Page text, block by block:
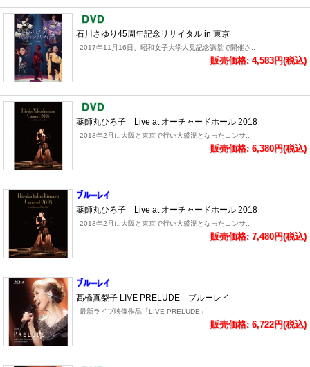
石川さゆり45周年記念リサイタル in 東京
2017年11月16日、昭和女子大学人見記念講堂で開催さ..
販売価格: 4,583円(税込)
薬師丸ひろ子 Live at オーチャードホール 2018
2018年2月に大阪と東京で行い大盛況となったコンサ..
販売価格: 6,380円(税込)
薬師丸ひろ子 Live at オーチャードホール 2018
2018年2月に大阪と東京で行い大盛況となったコンサ..
販売価格: 7,480円(税込)
髙橋真梨子 LIVE PRELUDE ブルーレイ
最新ライブ映像作品「LIVE PRELUDE」
販売価格: 6,722円(税込)